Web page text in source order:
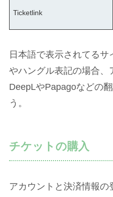
Ticketlink
日本語で表示されてる
やハングル表記の場合、
DeepLやPapagoなどの
う。
チケットの購入
アカウントと決済情報の